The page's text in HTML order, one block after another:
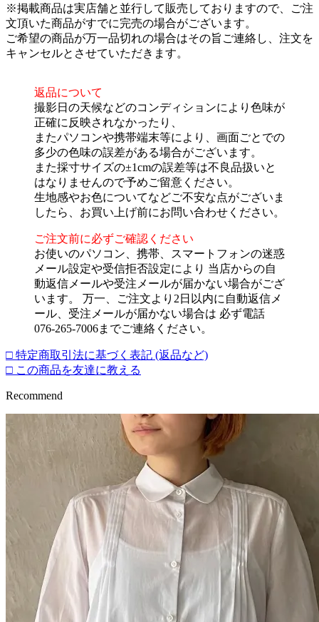
※掲載商品は実店舗と並行して販売しておりますので、ご注
文頂いた商品がすでに完売の場合がございます。
ご希望の商品が万一品切れの場合はその旨ご連絡し、注文を
キャンセルとさせていただきます。
返品について
撮影日の天候などのコンディションにより色味が
正確に反映されなかったり、
またパソコンや携帯端末等により、画面ごとでの
多少の色味の誤差がある場合がございます。
また採寸サイズの±1cmの誤差等は不良品扱いと
はなりませんので予めご留意ください。
生地感やお色についてなどご不安な点がございま
したら、お買い上げ前にお問い合わせください。
ご注文前に必ずご確認ください
お使いのパソコン、携帯、スマートフォンの迷惑
メール設定や受信拒否設定により 当店からの自
動返信メールや受注メールが届かない場合がござ
います。 万一、ご注文より2日以内に自動返信メ
ール、受注メールが届かない場合は 必ず電話
076-265-7006までご連絡ください。
□ 特定商取引法に基づく表記 (返品など)
□ この商品を友達に教える
Recommend